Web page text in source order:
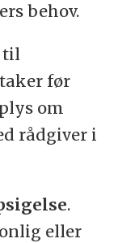
behov.
til
før
om
rådgiver i
.
eller